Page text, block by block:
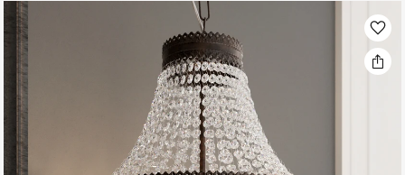
Skip
to
the
end
the
images
gallery